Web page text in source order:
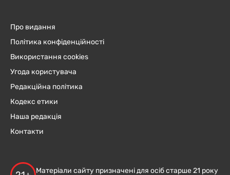
Про видання
Політика конфіденційності
Використання cookies
Угода користувача
Редакційна політика
Кодекс етики
Наша редакція
Контакти
Матеріали сайту призначені для осіб старше 21 року